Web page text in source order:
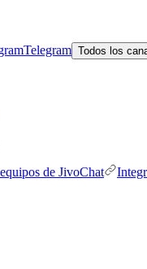
Telegram Todos los
de JivoChat